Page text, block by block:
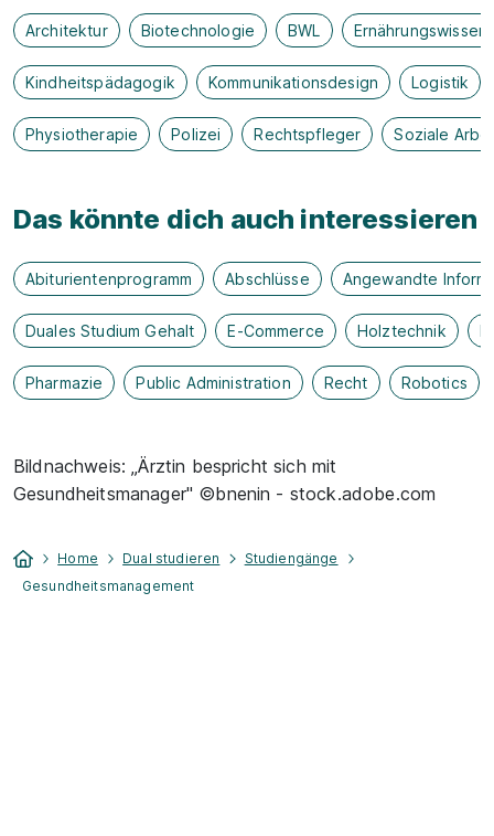
Architektur Biotechnologie BWL
Kindheitspädagogik Kommunikationsdesign Logistik
Physiotherapie Polizei Rechtspfleger Soziale
Das könnte dich auch interessieren
Abiturientenprogramm Abschlüsse Angewandte
Duales Studium Gehalt E-Commerce Holztechnik
Pharmazie Public Administration Recht Robotics
Bildnachweis: „Ärztin bespricht sich mit
Gesundheitsmanager" ©bnenin - stock.adobe.com
Home Dual studieren
Studiengänge
Gesundheitsmanagement